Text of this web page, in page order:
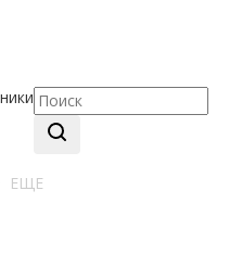
ЕЩЕ